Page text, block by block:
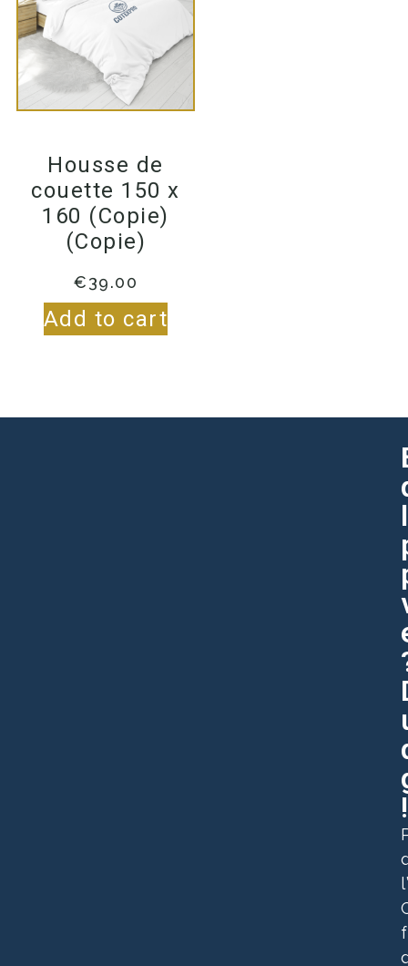
Housse de
couette 150 x
160 (Copie)
(Copie)
€39.00
Add to cart